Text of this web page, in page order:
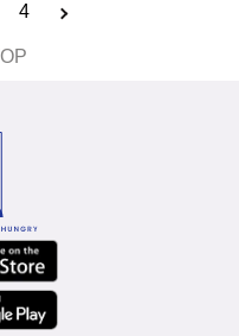
4